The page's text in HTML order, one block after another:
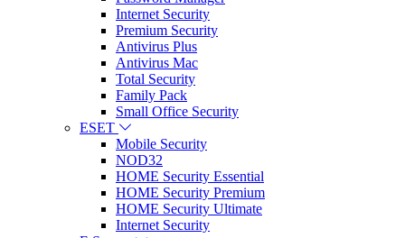
Internet Security
Premium Security
Antivirus Plus
Antivirus Mac
Total Security
Family Pack
Small Office Security
ESET
Mobile Security
NOD32
HOME Security Essential
HOME Security Premium
HOME Security Ultimate
Internet Security